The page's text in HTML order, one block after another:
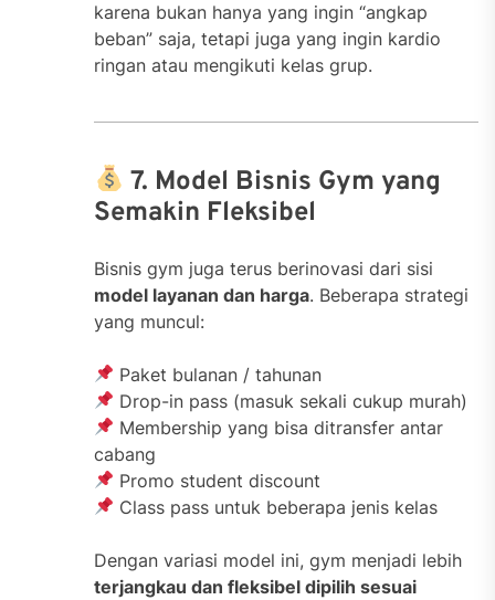
karena bukan hanya yang ingin “angkap
beban” saja, tetapi juga yang ingin kardio
ringan atau mengikuti kelas grup.
7. Model Bisnis Gym yang
Semakin Fleksibel
Bisnis gym juga terus berinovasi dari sisi
model layanan dan harga. Beberapa strategi
yang muncul:
Paket bulanan / tahunan
Drop-in pass (masuk sekali cukup murah)
Membership yang bisa ditransfer antar
cabang
Promo student discount
Class pass untuk beberapa jenis kelas
Dengan variasi model ini, gym menjadi lebih
terjangkau dan fleksibel dipilih sesuai